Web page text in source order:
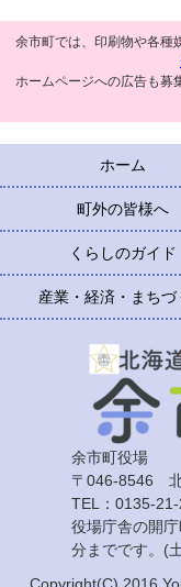
余市町では、印刷物や各種
ホームページへの広告も募
ホーム
町外の皆様へ
くらしのガイド
産業・経済・まちづ
余市町役場
〒046-8546
TEL：0135-
役場庁舎の開
分までです。(